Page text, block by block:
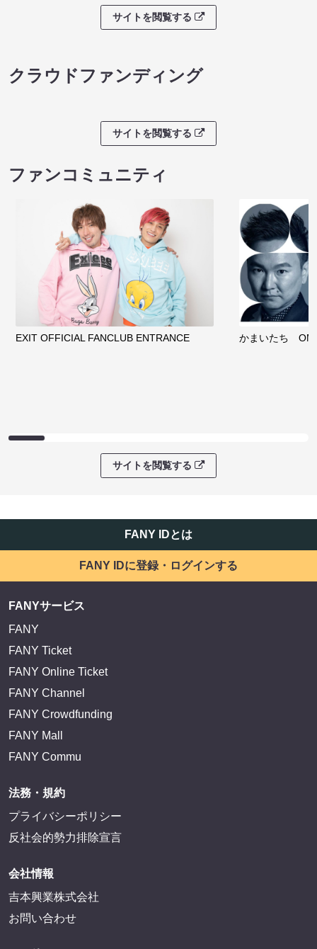
サイトを閲覧する
クラウドファンディング
サイトを閲覧する
ファンコミュニティ
EXIT OFFICIAL FANCLUB ENTRANCE かまいたち
サイトを閲覧する
FANY IDとは
FANY IDに登録・ログインする
FANYサービス
FANY
FANY Ticket
FANY Online Ticket
FANY Channel
FANY Crowdfunding
FANY Mall
FANY Commu
法務・規約
プライバシーポリシー
反社会的勢力排除宣言
会社情報
吉本興業株式会社
お問い合わせ